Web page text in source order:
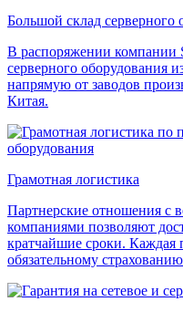
Большой склад серверного
В распоряжении компании
серверного оборудования
напрямую от заводов
Китая.
Грамотная логистика
Партнерские отношения с
компаниями позволяют
кратчайшие сроки. Каждая
обязательному